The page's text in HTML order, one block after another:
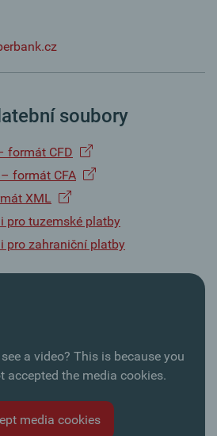
soubory
formát CFD
formát CFA
XML
pro tuzemské platby
pro zahraniční platby
a video? This is because you
accepted the media cookies.
media cookies